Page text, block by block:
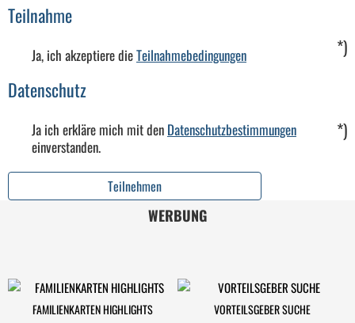
Teilnahme
Ja, ich akzeptiere dieTeilnahmebedingungen *)
Datenschutz
Ja ich erkläre mich mit den Datenschutzbestimmungen
einverstanden.
*)
Teilnehmen
WERBUNG
FAMILIENKARTEN HIGHLIGHTS VORTEILSGEBER SUCHE